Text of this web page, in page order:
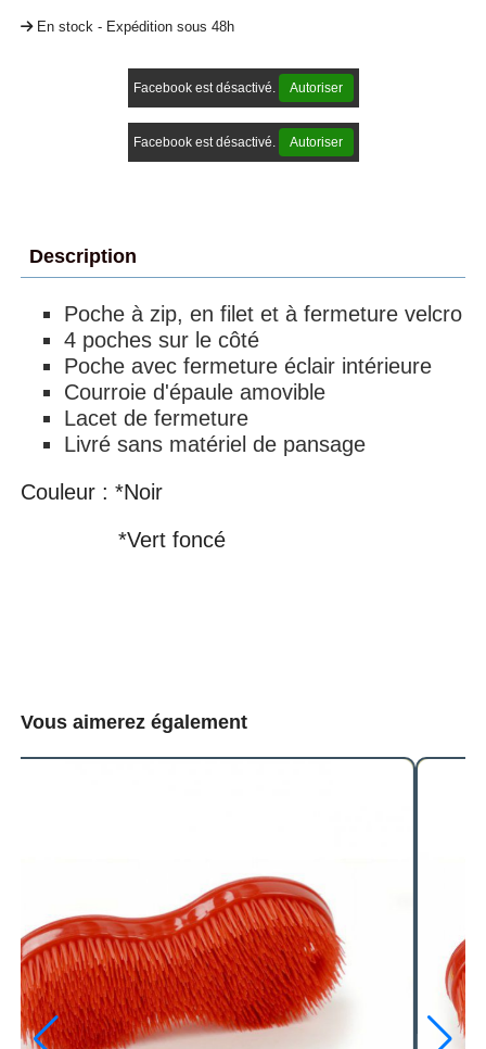
En stock - Expédition sous 48h
Facebook est désactivé. Autoriser
Facebook est désactivé. Autoriser
Description
Poche à zip, en filet et à fermeture velcro
4 poches sur le côté
Poche avec fermeture éclair intérieure
Courroie d'épaule amovible
Lacet de fermeture
Livré sans matériel de pansage
Couleur : *Noir
*Vert foncé
Vous aimerez également